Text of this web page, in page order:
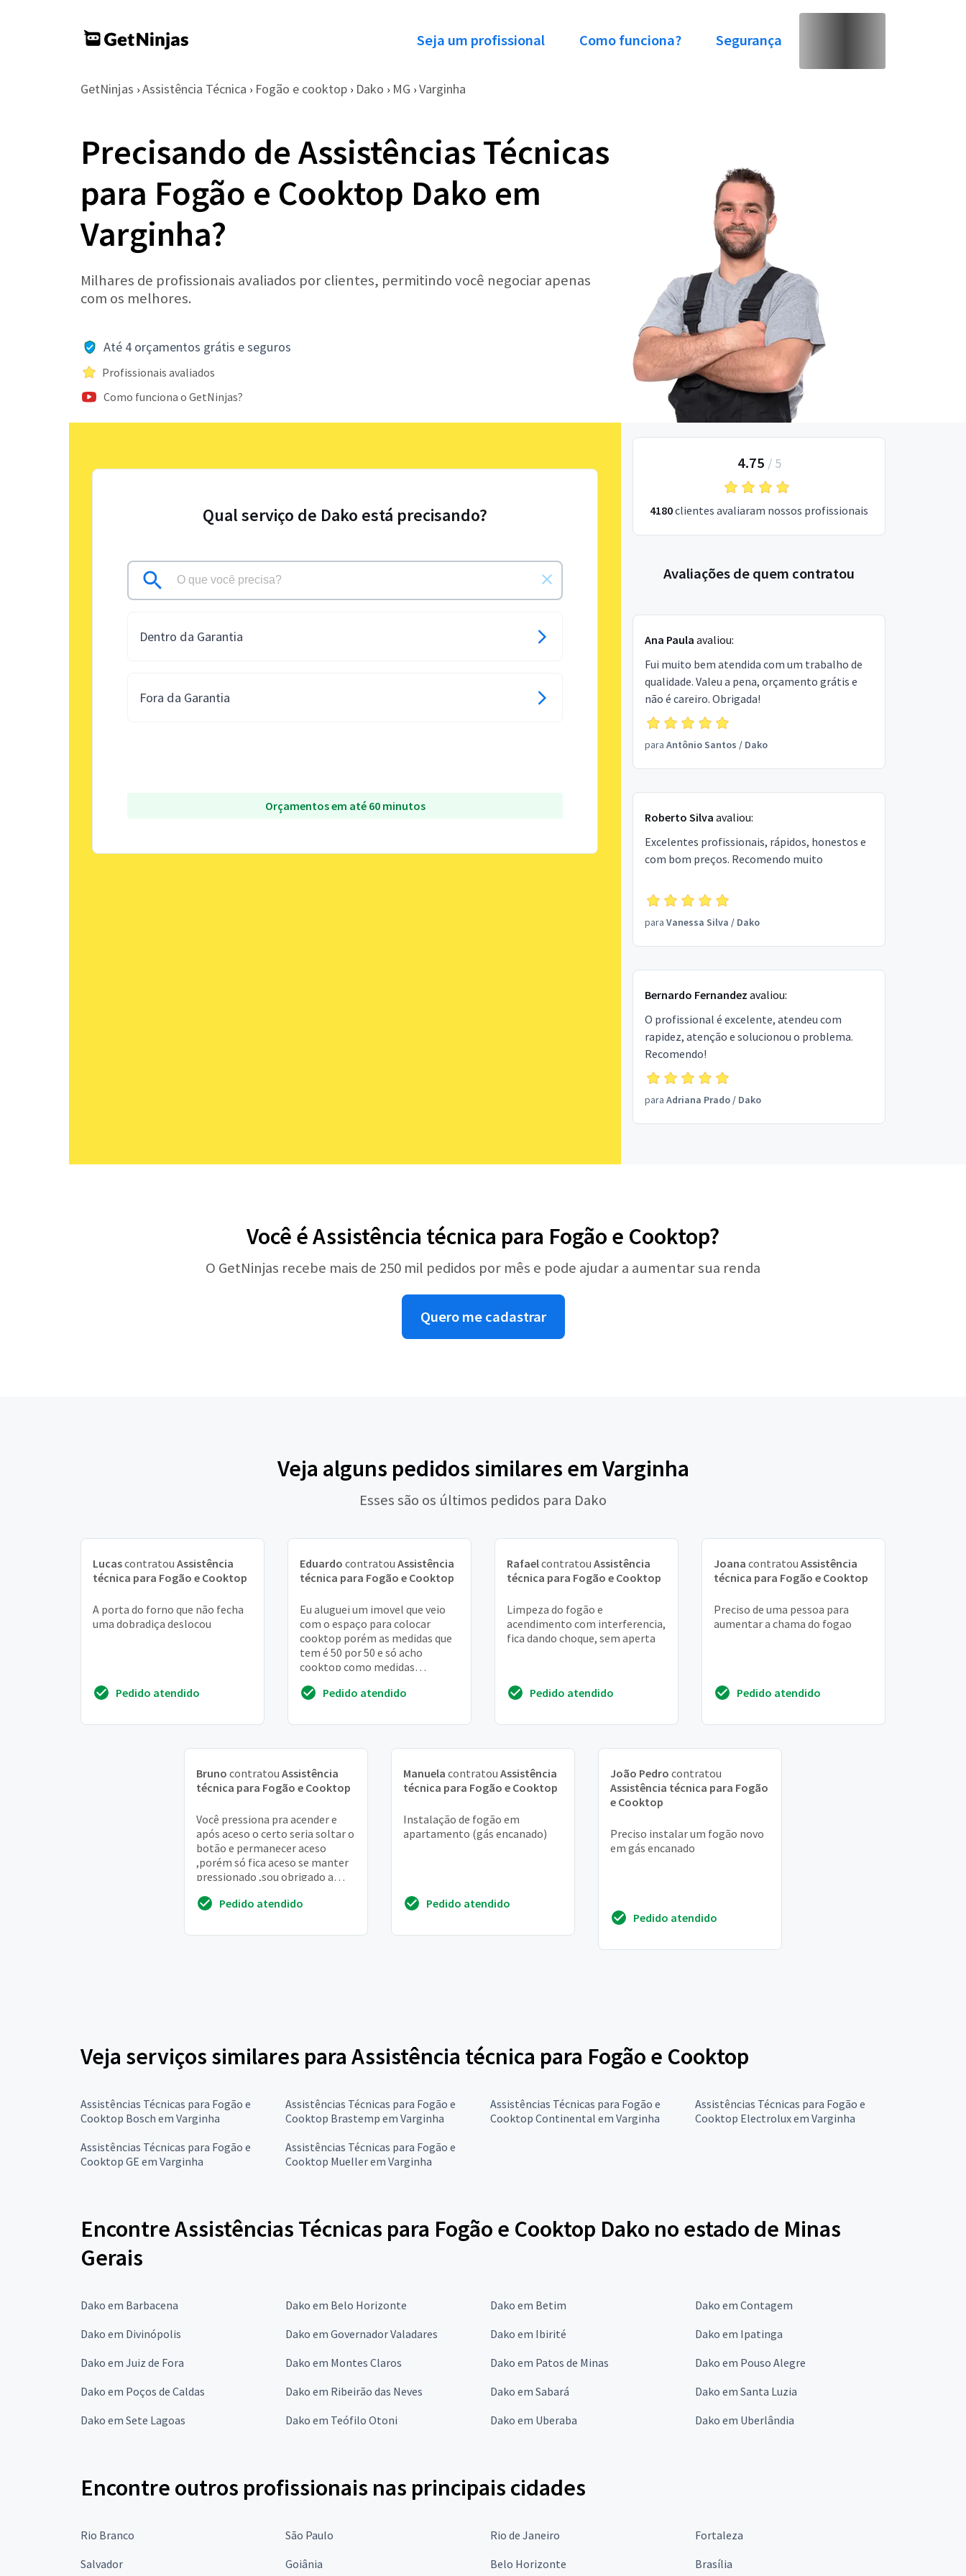
Seja um profissional Como funciona? Segurança
GetNinjas › Assistência Técnica › Fogão e cooktop › Dako › MG › Varginha
Precisando de Assistências Técnicas
para Fogão e Cooktop Dako em
Varginha?
Milhares de profissionais avaliados por clientes, permitindo você negociar apenas
com os melhores.
Até 4 orçamentos grátis e seguros
Profissionais avaliados
Como funciona o GetNinjas?
Qual serviço de Dako está precisando?
Dentro da Garantia
Fora da Garantia
Orçamentos em até 60 minutos
4.75 / 5
4180clientes avaliaram nossos profissionais
Avaliações de quem contratou
Ana Paula avaliou:
Fui muito bem atendida com um trabalho de
qualidade. Valeu a pena, orçamento grátis e
não é careiro. Obrigada!
para Antônio Santos / Dako
Roberto Silva avaliou:
Excelentes profissionais, rápidos, honestos e
com bom preços. Recomendo muito
para Vanessa Silva / Dako
Bernardo Fernandez avaliou:
O profissional é excelente, atendeu com
rapidez, atenção e solucionou o problema.
Recomendo!
para Adriana Prado/ Dako
Você é Assistência técnica para Fogão e Cooktop?
O GetNinjas recebe mais de 250 mil pedidos por mês e pode ajudar a aumentar sua renda
Quero me cadastrar
Veja alguns pedidos similares em Varginha
Esses são os últimos pedidos para Dako
Lucascontratou Assistência
técnica para Fogão e Cooktop
A porta do forno que não fecha
uma dobradiça deslocou
Pedido atendido
Eduardo contratou Assistência
técnica para Fogão e Cooktop
Eu aluguei um imovel que veio
com o espaço para colocar
cooktop porém as medidas que
tem é 50 por 50 e só acho
cooktop como medidas
de alguém que saiba me inf...
Pedido atendido
Rafaelcontratou Assistência
técnica para Fogão e Cooktop
Limpeza do fogão e
acendimento com interferencia,
fica dando choque, sem aperta
Pedido atendido
Joana contratou Assistência
técnica para Fogão e Cooktop
Preciso de uma pessoa para
aumentar a chama do fogao
Pedido atendido
Bruno contratou Assistência
técnica para Fogão e Cooktop
Você pressiona pra acender e
após aceso o certo seria soltar o
botão e permanecer aceso
,porém só fica aceso se manter
pressionado ,sou obrigado a
encima d...
Pedido atendido
Manuela contratou Assistência
técnica para Fogão e Cooktop
Instalação de fogão em
apartamento (gás encanado)
Pedido atendido
João Pedro contratou
Assistência técnica para Fogão
e Cooktop
Preciso instalar um fogão novo
em gás encanado
Pedido atendido
Veja serviços similares para Assistência técnica para Fogão e Cooktop
Assistências Técnicas para Fogão e
Cooktop Bosch em Varginha
Assistências Técnicas para Fogão e
Cooktop Brastemp em Varginha
Assistências Técnicas para Fogão e
Cooktop Continental em Varginha
Assistências Técnicas para Fogão e
Cooktop Electrolux em Varginha
Assistências Técnicas para Fogão e
Cooktop GE em Varginha
Assistências Técnicas para Fogão e
Cooktop Mueller em Varginha
Encontre Assistências Técnicas para Fogão e Cooktop Dako no estado de Minas
Gerais
Dako em Barbacena Dako em Belo Horizonte Dako em Betim
Dako em Contagem
Dako em Divinópolis
Dako em Governador Valadares Dako em Ibirité
Dako em Ipatinga
Dako em Juiz de Fora
Dako em Montes Claros Dako em Patos de Minas
Dako em Pouso Alegre
Dako em Poços de Caldas
Dako em Ribeirão das Neves Dako em Sabará
Dako em Santa Luzia
Dako em Sete Lagoas
Dako em Teófilo Otoni Dako em Uberaba Dako em Uberlândia
Encontre outros profissionais nas principais cidades
Rio Branco São Paulo Rio de Janeiro
Fortaleza
Salvador
Goiânia Belo Horizonte Brasília